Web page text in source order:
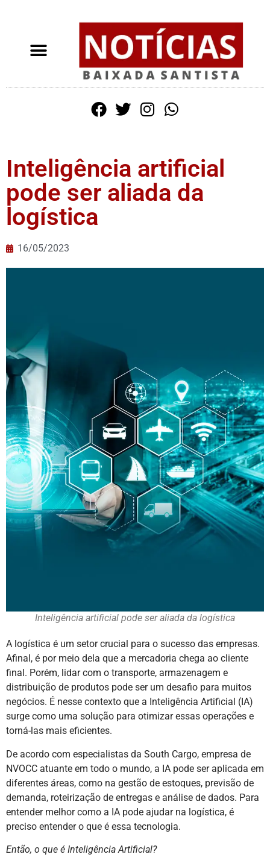
Inteligência artificial
pode ser aliada da
logística
16/05/2023
Inteligência artificial pode ser aliada da logística
A logística é um setor crucial para o sucesso das empresas.
Afinal, é por meio dela que a mercadoria chega ao cliente
final. Porém, lidar com o transporte, armazenagem e
distribuição de produtos pode ser um desafio para muitos
negócios. É nesse contexto que a Inteligência Artificial (IA)
surge como uma solução para otimizar essas operações e
torná-las mais eficientes.
De acordo com especialistas da South Cargo, empresa de
NVOCC atuante em todo o mundo, a IA pode ser aplicada em
diferentes áreas, como na gestão de estoques, previsão de
demanda, roteirização de entregas e análise de dados. Para
entender melhor como a IA pode ajudar na logística, é
preciso entender o que é essa tecnologia.
Então, o que é Inteligência Artificial?